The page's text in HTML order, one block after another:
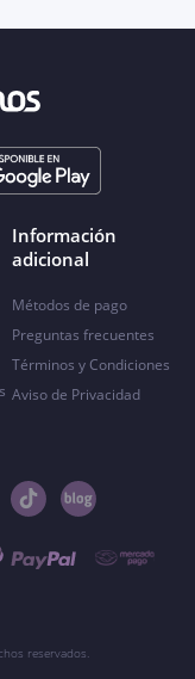
Información
adicional
Métodos de pago
Preguntas frecuentes
Términos y Condiciones
Aviso de Privacidad
reservados.